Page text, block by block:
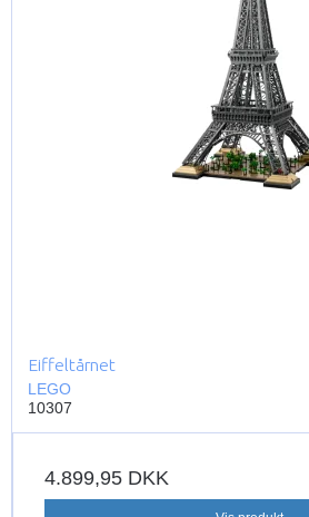
Eiffeltårnet
LEGO
10307
4.899,95 DKK